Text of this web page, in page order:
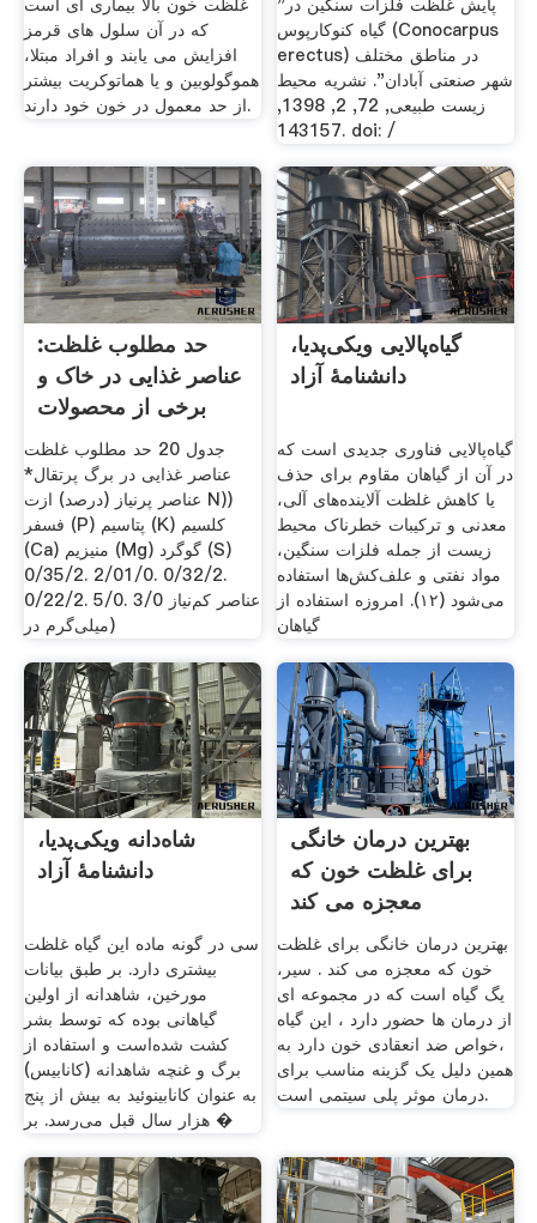
که در آن سلول های قرمز
افزایش می یابند و افراد مبتلا،
هموگولوبین و یا هماتوکریت بیشتر
از حد معمول در خون خود دارند.
گیاه کنوکارپوس (Conocarpus
erectus) در مناطق مختلف
شهر صنعتی آبادان". نشریه محیط
زیست طبیعی, 72, 2, 1398,
143157. doi: /
:حد مطلوب غلظت
عناصر غذایی در خاک و
برخی از محصولات
باغی
جدول 20 حد مطلوب غلظت
عناصر غذایی در برگ پرتقال*
عناصر پرنیاز (درصد) ازت N))
فسفر (P) پتاسیم (K) کلسیم
(Ca) منیزیم (Mg) گوگرد (S)
0/35/2. 2/01/0. 0/32/2.
0/22/2. 5/0. 3/0 ‌عناصر کم‌نیاز
(میلی‌گرم در
گیاه‌پالایی ویکی‌پدیا،
دانشنامهٔ آزاد
گیاه‌پالایی فناوری جدیدی است که
در آن از گیاهان مقاوم برای حذف
یا کاهش غلظت آلاینده‌های آلی،
معدنی و ترکیبات خطرناک محیط
زیست از جمله فلزات سنگین،
مواد نفتی و علف‌کش‌ها استفاده
می‌شود (۱۲). امروزه استفاده از
گیاهان
شاه‌دانه ویکی‌پدیا،
دانشنامهٔ آزاد
سی در گونه ماده این گیاه غلظت
بیشتری دارد. بر طبق بیانات
مورخین، شاهدانه از اولین
گیاهانی بوده که توسط بشر
کشت شده‌است و استفاده از
برگ و غنچه شاهدانه (کانابیس)
به عنوان کانابینوئید به بیش از پنج
هزار سال قبل می‌رسد. بر �
بهترین درمان خانگی
برای غلظت خون که
معجزه می کند
بهترین درمان خانگی برای غلظت
خون که معجزه می کند . سیر،
یگ گیاه است که در مجموعه ای
از درمان ها حضور دارد ، این گیاه
،خواص ضد انعقادی خون دارد به
همین دلیل یک گزینه مناسب برای
درمان موثر پلی سیتمی است.